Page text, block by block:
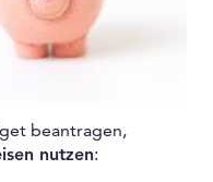
beantragen,
nutzen: